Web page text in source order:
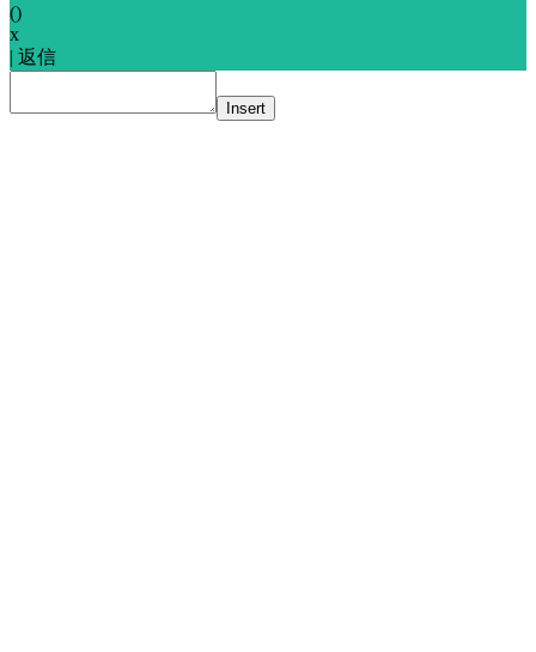
()
x
| 返信
Insert